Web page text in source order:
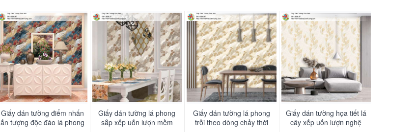
Giấy dán tường điểm nhấn
ấn tượng độc đáo lá phong
Giấy dán tường lá phong
sắp xếp uốn lượn mềm
Giấy dán tường lá phong
trồi theo dòng chảy thời
Giấy dán tường họa tiết lá
cây xếp uốn lượn nghệ